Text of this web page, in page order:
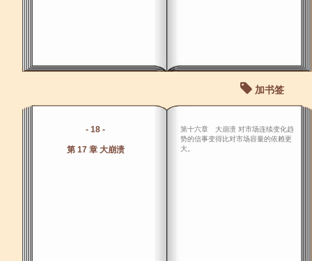
加书签
- 18 -
第 17 章 大崩溃
第十六章 大崩溃 对市场连续变化趋
势的信事变得比对市场容量的依赖更
大。